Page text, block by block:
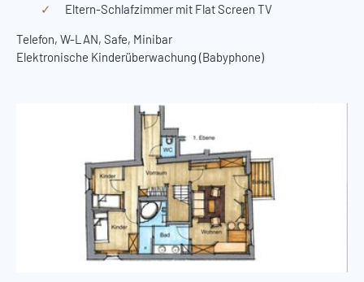
Eltern-Schlafzimmer mit Flat Screen TV
Telefon, W-LAN, Safe, Minibar
Elektronische Kinderüberwachung (Babyphone)